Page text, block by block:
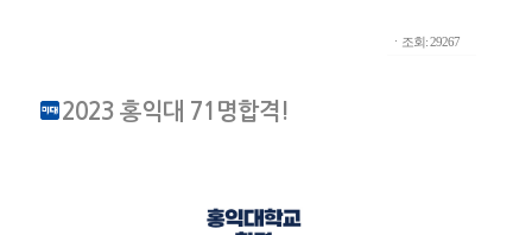
ㆍ조회: 29267
2023 홍익대 71명합격!